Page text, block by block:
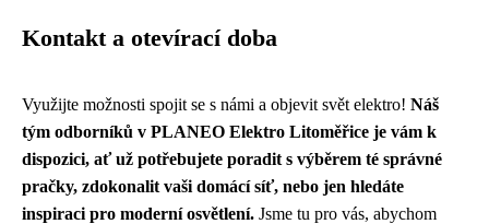
Kontakt a otevírací doba
Využijte možnosti spojit se s námi a objevit svět elektro! Náš
tým odborníků v PLANEO Elektro Litoměřice je vám k
dispozici, ať už potřebujete poradit s výběrem té správné
pračky, zdokonalit vaši domácí síť, nebo jen hledáte
inspiraci pro moderní osvětlení. Jsme tu pro vás, abychom